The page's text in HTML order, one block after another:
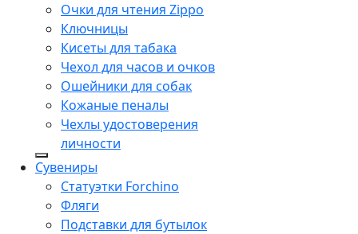
Очки для чтения Zippo
Ключницы
Кисеты для табака
Чехол для часов и очков
Ошейники для собак
Кожаные пеналы
Чехлы удостоверения
личности
Сувениры
Статуэтки Forchino
Фляги
Подставки для бутылок